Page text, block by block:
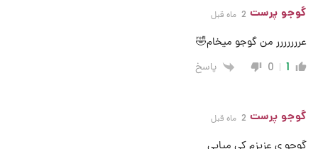
گوجو پرست 2 ماه قبل
عررررررر من گوجو میخام🤣
1
0 پاسخ
گوجو پرست 2 ماه قبل
گوجو ی عزیزم کی میایی